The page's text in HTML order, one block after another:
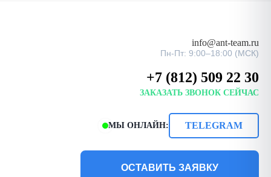
info@ant-team.ru
Пн-Пт: 9:00–18:00 (МСК)
+7 (812) 509 22 30
ЗАКАЗАТЬ ЗВОНОК СЕЙЧАС
МЫ ОНЛАЙН: TELEGRAM
ОСТАВИТЬ ЗАЯВКУ